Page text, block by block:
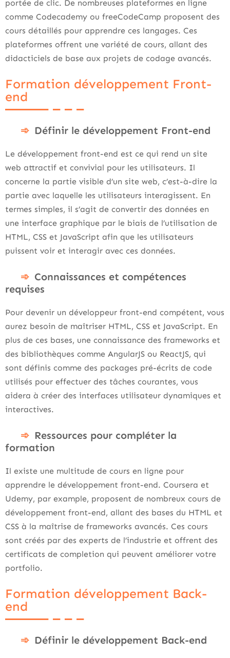
portée de clic. De nombreuses plateformes en ligne
comme Codecademy ou freeCodeCamp proposent des
cours détaillés pour apprendre ces langages. Ces
plateformes offrent une variété de cours, allant des
didacticiels de base aux projets de codage avancés.
Formation développement Front-
end
Définir le développement Front-end
Le développement front-end est ce qui rend un site
web attractif et convivial pour les utilisateurs. Il
concerne la partie visible d’un site web, c’est-à-dire la
partie avec laquelle les utilisateurs interagissent. En
termes simples, il s’agit de convertir des données en
une interface graphique par le biais de l’utilisation de
HTML, CSS et JavaScript afin que les utilisateurs
puissent voir et interagir avec ces données.
Connaissances et compétences
requises
Pour devenir un développeur front-end compétent, vous
aurez besoin de maîtriser HTML, CSS et JavaScript. En
plus de ces bases, une connaissance des frameworks et
des bibliothèques comme AngularJS ou ReactJS, qui
sont définis comme des packages pré-écrits de code
utilisés pour effectuer des tâches courantes, vous
aidera à créer des interfaces utilisateur dynamiques et
interactives.
Ressources pour compléter la
formation
Il existe une multitude de cours en ligne pour
apprendre le développement front-end. Coursera et
Udemy, par example, proposent de nombreux cours de
développement front-end, allant des bases du HTML et
CSS à la maîtrise de frameworks avancés. Ces cours
sont créés par des experts de l’industrie et offrent des
certificats de completion qui peuvent améliorer votre
portfolio.
Formation développement Back-
end
Définir le développement Back-end